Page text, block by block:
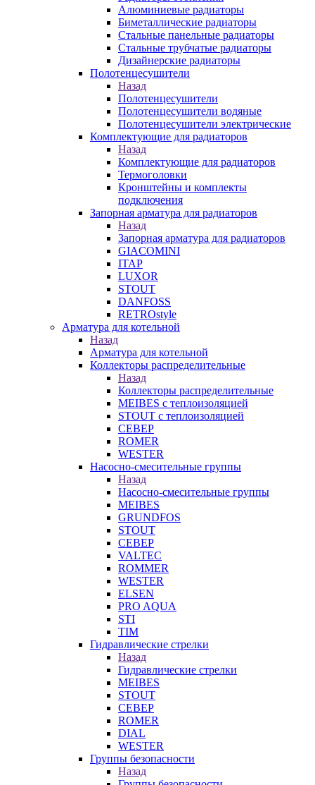
Алюминиевые радиаторы
Биметаллические радиаторы
Стальные панельные радиаторы
Стальные трубчатые радиаторы
Дизайнерские радиаторы
Полотенцесушители
Назад
Полотенцесушители
Полотенцесушители водяные
Полотенцесушители электрические
Комплектующие для радиаторов
Назад
Комплектующие для радиаторов
Термоголовки
Кронштейны и комплекты
подключения
Запорная арматура для радиаторов
Назад
Запорная арматура для радиаторов
GIACOMINI
ITAP
LUXOR
STOUT
DANFOSS
RETROstyle
Арматура для котельной
Назад
Арматура для котельной
Коллекторы распределительные
Назад
Коллекторы распределительные
MEIBES с теплоизоляцией
STOUT с теплоизоляцией
СЕВЕР
ROMER
WESTER
Насосно-смесительные группы
Назад
Насосно-смесительные группы
MEIBES
GRUNDFOS
STOUT
СЕВЕР
VALTEC
ROMMER
WESTER
ELSEN
PRO AQUA
STI
TIM
Гидравлические стрелки
Назад
Гидравлические стрелки
MEIBES
STOUT
СЕВЕР
ROMER
DIAL
WESTER
Группы безопасности
Назад